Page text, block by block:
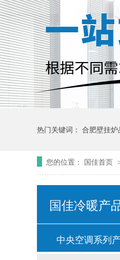
热门关键词： 合肥壁挂炉
您的位置： 国佳首页
国佳冷暖产
中央空调系列